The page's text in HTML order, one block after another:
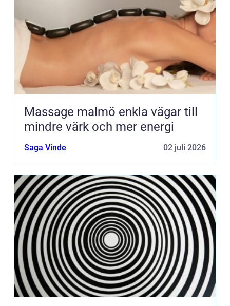
Massage malmö enkla vägar till
mindre värk och mer energi
Saga Vinde 02 juli 2026